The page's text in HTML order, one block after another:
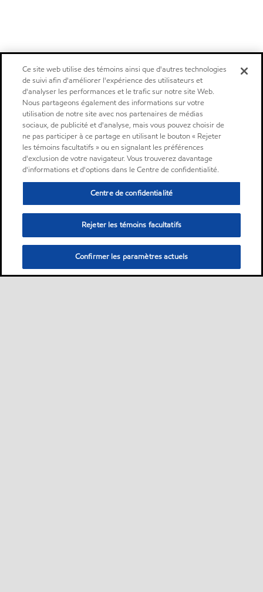
Ce site web utilise des témoins ainsi que d'autres technologies
de suivi afin d'améliorer l'expérience des utilisateurs et
d'analyser les performances et le trafic sur notre site Web.
Nous partageons également des informations sur votre
utilisation de notre site avec nos partenaires de médias
sociaux, de publicité et d'analyse, mais vous pouvez choisir de
ne pas participer à ce partage en utilisant le bouton « Rejeter
les témoins facultatifs » ou en signalant les préférences
d'exclusion de votre navigateur. Vous trouverez davantage
d'informations et d'options dans le Centre de confidentialité.
Centre de confidentialité
Rejeter les témoins facultatifs
Confirmer les paramètres actuels